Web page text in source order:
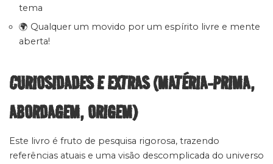
tema
🌍 Qualquer um movido por um espírito livre e mente
aberta!
CURIOSIDADES E EXTRAS (MATÉRIA-PRIMA,
ABORDAGEM, ORIGEM)
Este livro é fruto de pesquisa rigorosa, trazendo
referências atuais e uma visão descomplicada do universo